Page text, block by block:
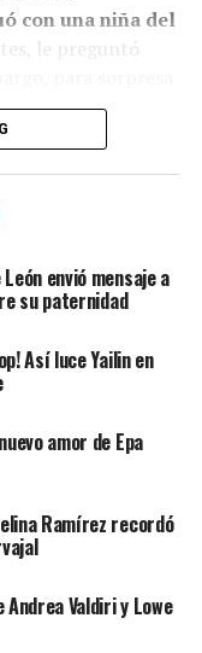
Kris R., Ovy
Rose, Los Money
con una niña del
le preguntó
un éxito de
de Shakira.
de qué hablar de
envió mensaje a
su paternidad
Así luce Yailin en
amor de Epa
Ramírez recordó
Valdiri y Lowe